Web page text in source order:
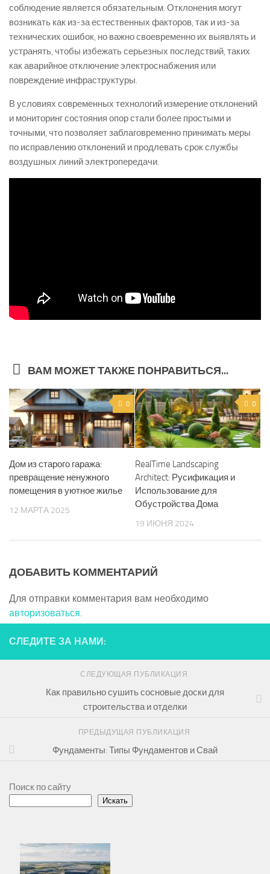
соблюдение является обязательным. Отклонения могут
возникать как из-за естественных факторов, так и из-за
технических ошибок, но важно своевременно их выявлять и
устранять, чтобы избежать серьезных последствий, таких
как аварийное отключение электроснабжения или
повреждение инфраструктуры.
В условиях современных технологий измерение отклонений
и мониторинг состояния опор стали более простыми и
точными, что позволяет заблаговременно принимать меры
по исправлению отклонений и продлевать срок службы
воздушных линий электропередачи.
ВАМ МОЖЕТ ТАКЖЕ ПОНРАВИТЬСЯ...
0
Дом из старого гаража:
превращение ненужного
помещения в уютное жилье
12 МАРТА 2025
0
RealTime Landscaping
Architect: Русификация и
Использование для
Обустройства Дома
19 ИЮНЯ 2024
ДОБАВИТЬ КОММЕНТАРИЙ
Для отправки комментария вам необходимо
авторизоваться.
СЛЕДИТЕ ЗА НАМИ:
СЛЕДУЮЩАЯ ПУБЛИКАЦИЯ
Как правильно сушить сосновые доски для
строительства и отделки
ПРЕДЫДУЩАЯ ПУБЛИКАЦИЯ
Фундаменты: Типы Фундаментов и Свай
Поиск по сайту
Искать